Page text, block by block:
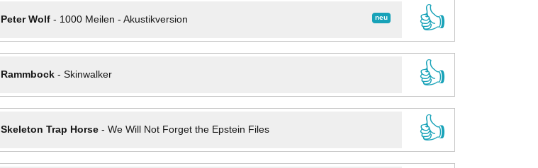
neu
Peter Wolf- 1000 Meilen - Akustikversion
👍
Rammbock- Skinwalker
👍
Skeleton Trap Horse- We Will Not Forget the Epstein Files
👍